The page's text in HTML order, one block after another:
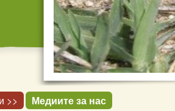
>> Медиите за нас